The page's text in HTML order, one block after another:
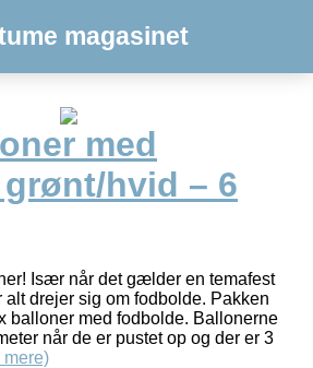
magasinet
med
hvid – 6
Især når det gælder en temafest
drejer sig om fodbolde. Pakken
balloner med fodbolde. Ballonerne
når de er pustet op og der er 3